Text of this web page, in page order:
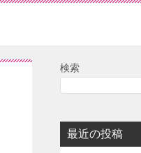
検索
最近の投稿